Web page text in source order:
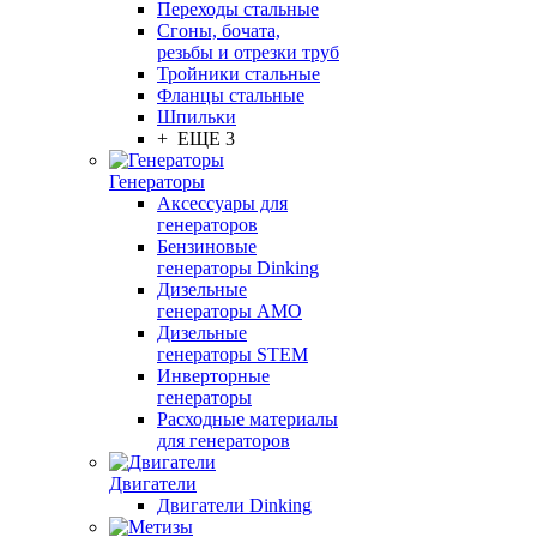
Переходы стальные
Сгоны, бочата,
резьбы и отрезки труб
Тройники стальные
Фланцы стальные
Шпильки
+ ЕЩЕ 3
Генераторы
Аксессуары для
генераторов
Бензиновые
генераторы Dinking
Дизельные
генераторы AMO
Дизельные
генераторы STEM
Инверторные
генераторы
Расходные материалы
для генераторов
Двигатели
Двигатели Dinking